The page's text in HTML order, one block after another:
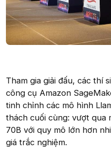
Tham gia giải đấu, các thí
công cụ Amazon
tinh chỉnh các mô hình
thách cuối cùng: vượt qua
70B với quy mô lớn hơn
giá trắc nghiệm.